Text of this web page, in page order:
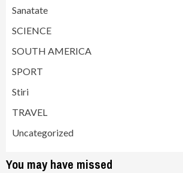
Sanatate
SCIENCE
SOUTH AMERICA
SPORT
Stiri
TRAVEL
Uncategorized
You may have missed